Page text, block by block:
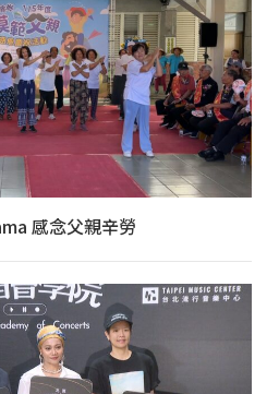
感念父親辛勞